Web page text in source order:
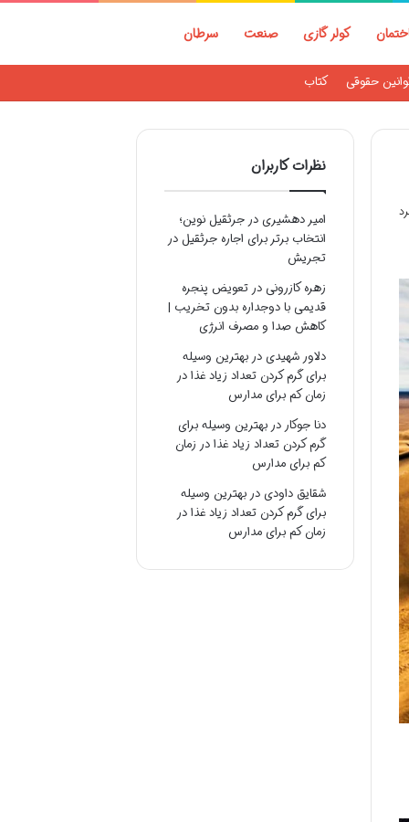
کولر گازی صنعت سرطان
حقوقی کتاب
نظرات کاربران
امیر دهشیریدر جرثقیل نوین؛
انتخاب برتر برای اجاره جرثقیل در
تجریش
زهره کازرونیدر تعویض پنجره
قدیمی با دوجداره بدون تخریب |
کاهش صدا و مصرف انرژی
دلاور شهیدیدر بهترین وسیله
برای گرم کردن تعداد زیاد غذا در
زمان کم برای مدارس
دنا جوکار در بهترین وسیله برای
گرم کردن تعداد زیاد غذا در زمان
کم برای مدارس
شقایق داودیدر بهترین وسیله
برای گرم کردن تعداد زیاد غذا در
زمان کم برای مدارس